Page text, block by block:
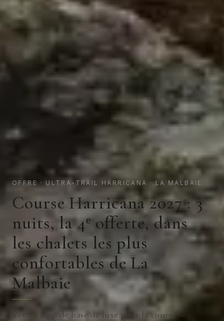
OFFRE · ULTRA-TRAIL HARRICANA · LA MALBAIE
Course Harricana 2027 : 3
nuits, la 4ᵉ offerte, dans
les chalets les plus
confortables de La
Malbaie
Votre camp de base de luxe pour la course —